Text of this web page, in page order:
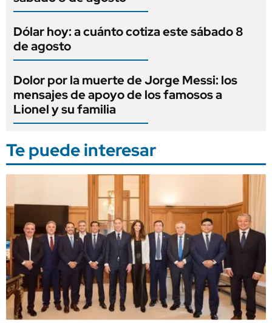
Dólar hoy: a cuánto cotiza este sábado 8
de agosto
Dolor por la muerte de Jorge Messi: los
mensajes de apoyo de los famosos a
Lionel y su familia
Te puede interesar